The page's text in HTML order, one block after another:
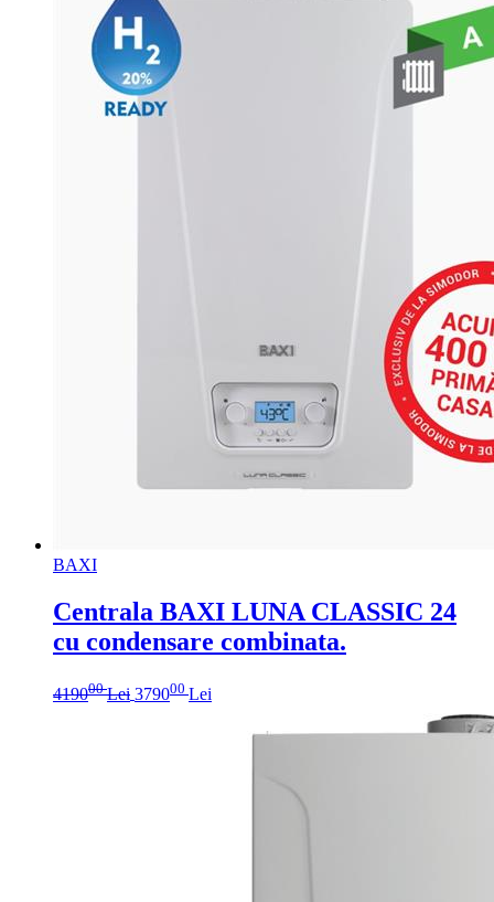
BAXI
Centrala BAXI LUNA CLASSIC 24
cu condensare combinata.
419000Lei 379000 Lei